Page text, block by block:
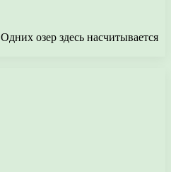
озер здесь насчитывается